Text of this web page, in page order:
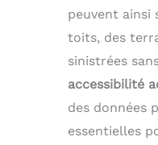
peuvent ainsi
toits, des
sinistrées
accessibilité
des données
essentielles